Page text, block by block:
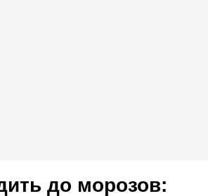
до морозов: